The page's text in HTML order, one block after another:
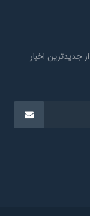
جدیدترین اخبار